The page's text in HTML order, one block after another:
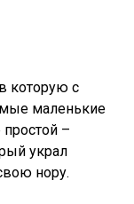
которую с
маленькие
–
украл
нору.